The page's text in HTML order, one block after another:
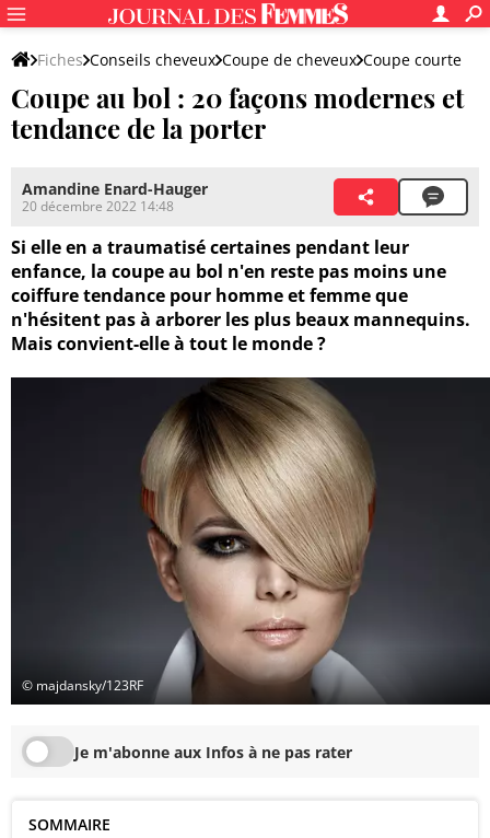
Fiches Conseils cheveux Coupe de cheveux Coupe courte
Coupe au bol : 20 façons modernes et
tendance de la porter
Amandine Enard-Hauger
20 décembre 2022 14:48
Si elle en a traumatisé certaines pendant leur
enfance, la coupe au bol n'en reste pas moins une
coiffure tendance pour homme et femme que
n'hésitent pas à arborer les plus beaux mannequins.
Mais convient-elle à tout le monde ?
© majdansky/123RF
Je m'abonne aux Infos à ne pas rater
SOMMAIRE